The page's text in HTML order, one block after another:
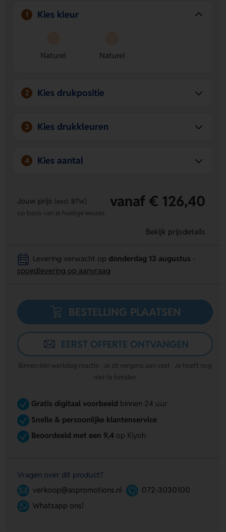
Duurzaam materiaal
- Gemaakt van ecologische plastic
liniaal van tarwestro, dus een bewuste keuze.
1 Kies kleur
Naturel Naturel
2 Kies drukpositie
3 Kies drukkleuren
4 Kies aantal
Jouw prijs (excl. BTW) vanaf € 126,40
op basis van je huidige keuzes
Bekijk prijsdetails
Levering verwacht op donderdag 13 augustus
spoedlevering op aanvraag
BESTELLING PLAATSEN
EERST OFFERTE ONTVANGEN
Binnen één werkdag reactie · Je zit nergens aan vast · Je hoeft nog
niet te betalen
Gratis digitaal voorbeeld binnen 24 uur
Snelle & persoonlijke klantenservice
Beoordeeld met een 9,4op Kiyoh
Vragen over dit product?
verkoop@aspromotions.nl
072-3030100
Whatsapp ons!